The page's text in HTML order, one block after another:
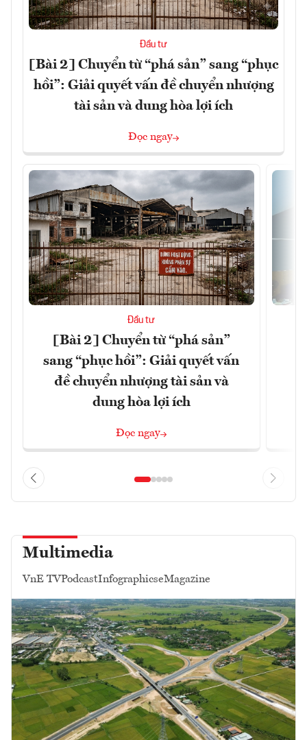
Đầu tư
[Bài 2] Chuyển từ “phá sản” sang “phục
hồi”: Giải quyết vấn đề chuyển nhượng
tài sản và dung hòa lợi ích
Đọc ngay
Đầu tư
[Bài 2] Chuyển từ “phá sản”
sang “phục hồi”: Giải quyết vấn
đề chuyển nhượng tài sản và
dung hòa lợi ích
Đọc ngay
Multimedia
VnE TVPodcastInfographicseMagazine